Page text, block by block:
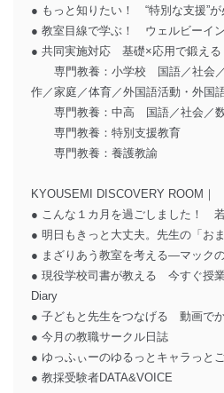
● もっと知りたい！ “特別な支援”が
● 教室目線で学ぶ！ ウェルビーイ
● 共同実施対応 基礎×応用で鍛える
専門教養：小学校 国語／社会／
作／家庭／体育／外国語活動・外国
専門教養：中高 国語／社会／数
専門教養：特別支援教育
専門教養：養護教諭
KYOUSEMI DISCOVERY ROOM｜
● こんな１カ月を過ごしました！
● 明日もきっと大丈夫。先生の「お
● まざりあう教室を考える―マック
● 現役学校司書が教える 今すぐ授
Diary
● 子どもと先生をつなげる 動画で
● 今月の教職サークル日誌
● ゆっふぃーのゆるっとキャラっと
● 教採受験者DATA&VOICE